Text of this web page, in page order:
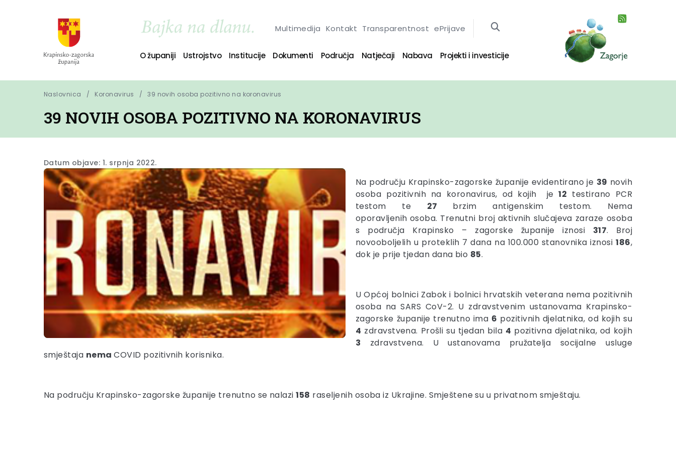
Multimedija Kontakt Transparentnost ePrijave
O županiji Ustrojstvo Institucije Dokumenti Područja Natječaji Nabava Projekti i investicije
Naslovnica Koronavirus 39 novih osoba pozitivno na koronavirus
39 NOVIH OSOBA POZITIVNO NA KORONAVIRUS
Datum objave: 1. srpnja 2022.
Na području Krapinsko-zagorske županije evidentirano je 39 novih
osoba pozitivnih na koronavirus, od kojih je12 testirano PCR
testom te 27 brzim antigenskim testom. Nema
oporavljenih osoba. Trenutni broj aktivnih slučajeva zaraze osoba
s područja Krapinsko – zagorske županije iznosi 317. Broj
novooboljelih u proteklih 7 dana na 100.000 stanovnika iznosi186,
dok je prije tjedan dana bio 85.
U Općoj bolnici Zabok i bolnici hrvatskih veterana nema pozitivnih
osoba na SARS CoV-2. U zdravstvenim ustanovama Krapinsko-
zagorske županije trenutno ima 6 pozitivnih djelatnika, od kojih su
4 zdravstvena. Prošli su tjedan bila 4 pozitivna djelatnika, od kojih
3 zdravstvena. U ustanovama pružatelja socijalne usluge
smještaja nemaCOVID pozitivnih korisnika.
Na području Krapinsko-zagorske županije trenutno se nalazi158 raseljenih osoba iz Ukrajine. Smještene su u privatnom smještaju.